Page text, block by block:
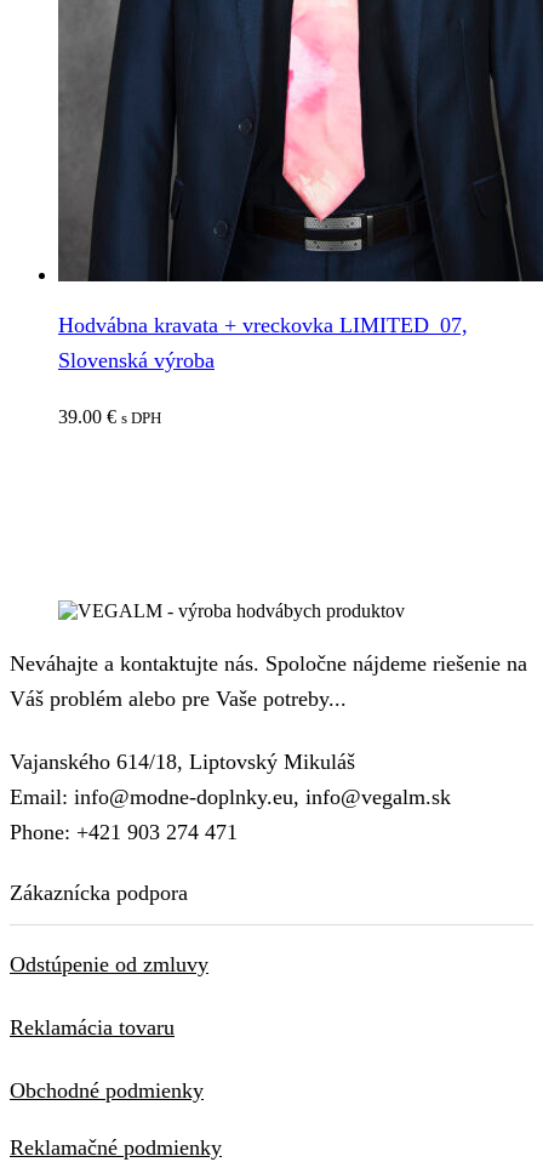
Hodvábna kravata + vreckovka LIMITED_07,
Slovenská výroba
39.00 € s DPH
Neváhajte a kontaktujte nás. Spoločne nájdeme riešenie na
Váš problém alebo pre Vaše potreby...
Vajanského 614/18, Liptovský Mikuláš
Email: info@modne-doplnky.eu, info@vegalm.sk
Phone: +421 903 274 471
Zákaznícka podpora
Odstúpenie od zmluvy
Reklamácia tovaru
Obchodné podmienky
Reklamačné podmienky